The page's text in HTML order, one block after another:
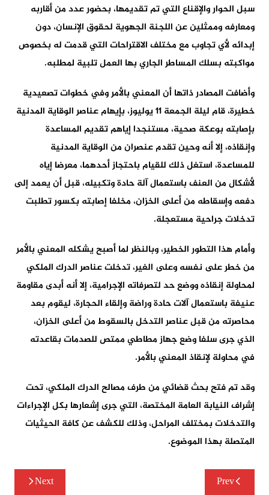
سبل الحوار والإقناع التي تم تقديمها، بحضور عدد من أقاربه
ومعارفه وممثلين عن اللجنة الجهوية لحقوق الإنسان، دون
إبدائه لأي تجاوب مع مختلف الاقتراحات التي قدمت له بخصوص
مواكبته بسلك المساطر الجاري بها العمل تلبية لمطلبه.
وأضافت المصادر ذاتها أن المعني بالأمر وفي خطوات تصعيدية
خطيرة، قام ليلة الجمعة 11 يوليوز، بإيهام عناصر الوقاية المدنية
بإصابته بوعكة صحية، مستنجدا إياهم تقديم المساعدة
وإنقاذه، إلا أنه وحين تقدم عنصران من الوقاية المدنية
للمساعدة، استغل ذلك للقيام باحتجاز أحدهما، معرضا إياه
لأشكال من العنف باستعمال آلة حادة وتكبيله، قبل أن يعمد إلى
دفعه وإسقاطه من أعلى الخزان، مخلفا إصابته بكسور تطلبت
تدخلات جراحية مستعجلة.
وأمام هذا التطور الخطير، وبالنظر لما أصبح يشكله المعني بالأمر
من خطر على نفسه وعلى الغير، تدخلت عناصر الدرك الملكي
لمحاولة إنقاذه ووضع حد لتصرفاته الإجرامية، إلا أنه أبدى مقاومة
عنيفة باستعمال آلات حادة وراضة وإلقاء الحجارة، ليقوم بعد
محاصرته من قبل عناصر التدخل بالسقوط من أعلى الخزان،
الذي جرى سلفا وضع جهاز مطاطي ممتص للصدمات بقاعدته
في محاولة لإنقاذ المعني بالأمر.
وقد تم فتح بحث قضائي من طرف مصالح الدرك الملكي، تحت
إشراف النيابة العامة المختصة، التي جرى إشعارها بكل الإجراءات
والتدخلات بمختلف المراحل، وذلك للكشف عن كافة الحيثيات
المتصلة بهذا الموضوع.
تصفّح
المقالاتPrev
Next